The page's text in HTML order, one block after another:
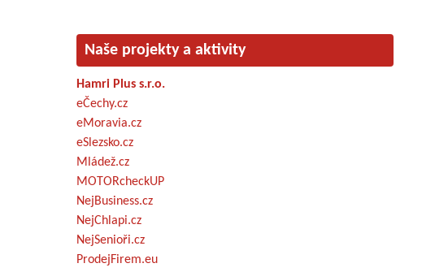
Naše projekty a aktivity
Hamri Plus s.r.o.
eČechy.cz
eMoravia.cz
eSlezsko.cz
Mládež.cz
MOTORcheckUP
NejBusiness.cz
NejChlapi.cz
NejSenioři.cz
ProdejFirem.eu